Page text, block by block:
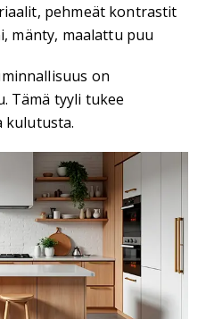
pehmeät kontrastit
mänty, maalattu puu
on
Tämä tyyli tukee
kulutusta.